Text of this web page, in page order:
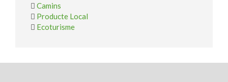
Camins
Producte Local
Ecoturisme